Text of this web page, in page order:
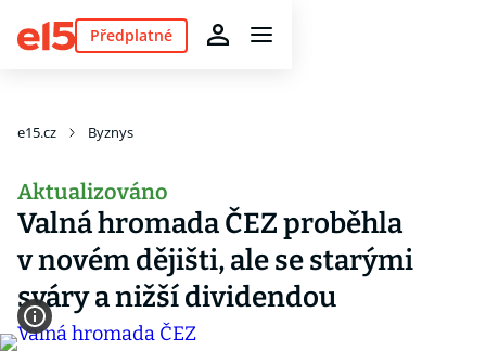
Předplatné
e15.cz Byznys
Aktualizováno
Valná hromada ČEZ proběhla
v novém dějišti, ale se starými
sváry a nižší dividendou